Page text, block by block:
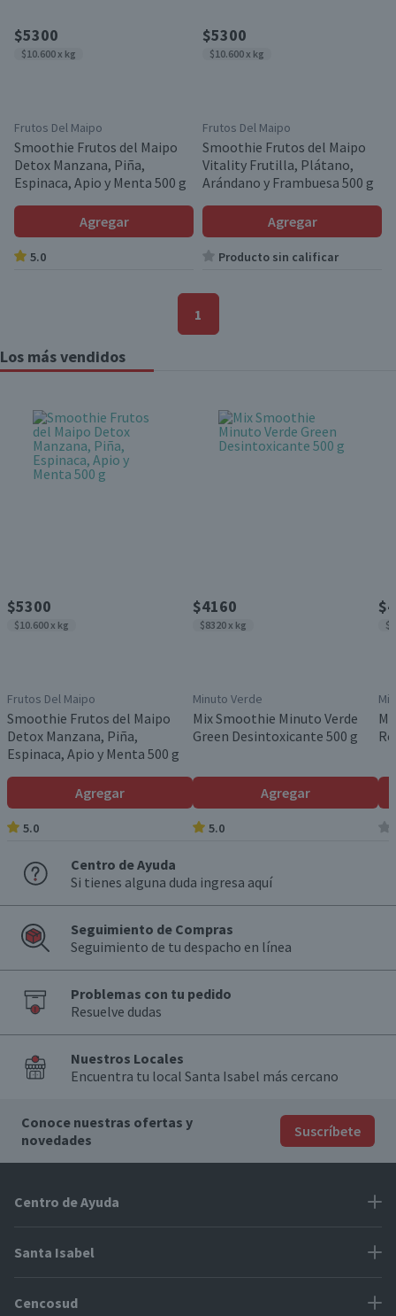
$5300
$10.600 x kg
Frutos Del Maipo
Smoothie Frutos del Maipo
Detox Manzana, Piña,
Espinaca, Apio y Menta 500 g
Agregar
5.0
$5300
$10.600 x kg
Frutos Del Maipo
Smoothie Frutos del Maipo
Vitality Frutilla, Plátano,
Arándano y Frambuesa 500 g
Agregar
Producto sin calificar
1
Los más vendidos
$5300
$10.600 x kg
Frutos Del Maipo
Smoothie Frutos del Maipo
Detox Manzana, Piña,
Espinaca, Apio y Menta 500 g
Agregar
5.0
$4160
$8320 x kg
Minuto Verde
Mix Smoothie Minuto Verde
Green Desintoxicante 500 g
Agregar
5.0
Centro de Ayuda
Si tienes alguna duda ingresa aquí
Seguimiento de Compras
Seguimiento de tu despacho en línea
Problemas con tu pedido
Resuelve dudas
Nuestros Locales
Encuentra tu local Santa Isabel más cercano
Conoce nuestras ofertas y
novedades
Suscríbete
Centro de Ayuda
Problemas con tu pedido
Santa Isabel
Proveedores
Cencosud